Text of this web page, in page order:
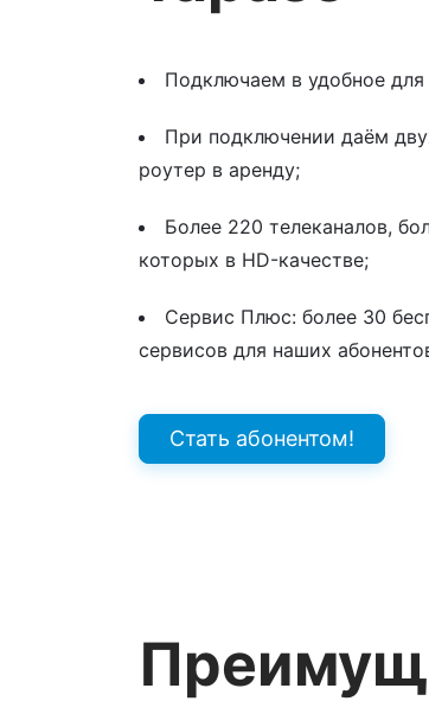
Подключаем в удобное для
При подключении даём
роутер в аренду;
Более 220 телеканалов,
которых в HD-качестве;
Сервис Плюс: более 30
сервисов для наших
Стать абонентом!